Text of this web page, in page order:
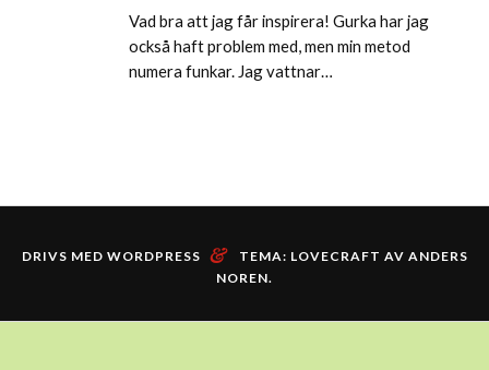
Vad bra att jag får inspirera! Gurka har jag
också haft problem med, men min metod
numera funkar. Jag vattnar…
DRIVS MED WORDPRESS & TEMA: LOVECRAFT AV ANDERS
NOREN.